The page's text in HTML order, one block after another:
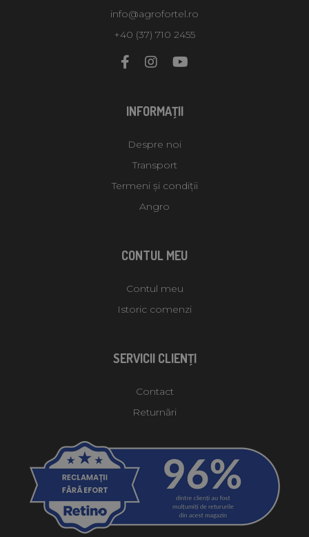
info@agrofortel.ro
+40 (37) 710 2455
INFORMAŢII
Despre noi
Transport
Termeni și condiții
Angro
CONTUL MEU
Contul meu
Istoric comenzi
SERVICII CLIENŢI
Contact
Returnări